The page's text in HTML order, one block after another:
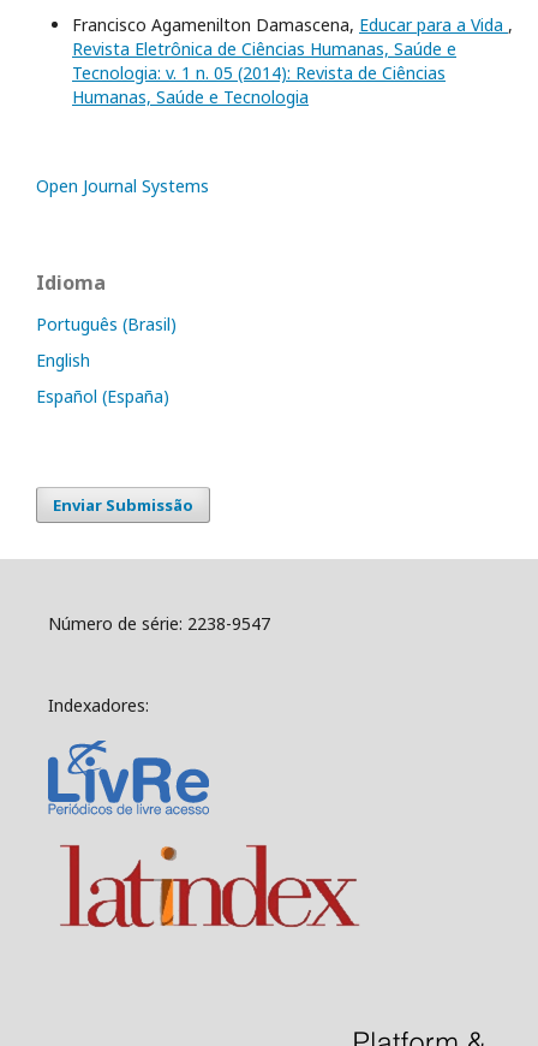
Francisco Agamenilton Damascena, Educar para a Vida ,
Revista Eletrônica de Ciências Humanas, Saúde e
Tecnologia: v. 1 n. 05 (2014): Revista de Ciências
Humanas, Saúde e Tecnologia
Open Journal Systems
Idioma
Português (Brasil)
English
Español (España)
Enviar Submissão
Número de série: 2238-9547
Indexadores: